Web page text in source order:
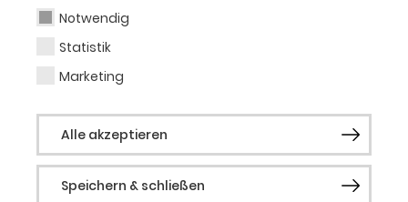
Notwendig
Statistik
Marketing
Alle akzeptieren
Speichern & schließen